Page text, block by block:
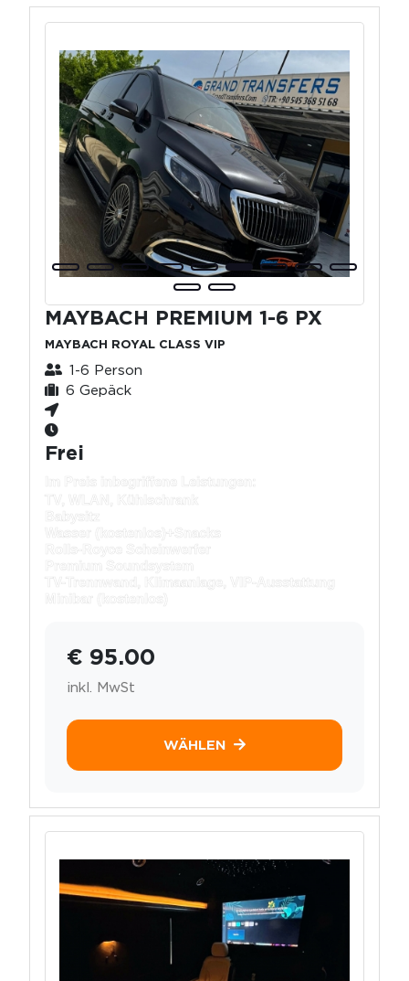
MAYBACH PREMIUM 1-6 PX
MAYBACH ROYAL CLASS VIP
1-6 Person
6 Gepäck
Frei
TV, WLAN, Kühlschrank
Wasser (kostenlos)+
Rolls-Royce Scheinwerfer
TV-Trennwand, Klimaanlage, VIP-Ausstattung
Minibar (kostenlos)
€ 95.00
inkl. MwSt
WÄHLEN